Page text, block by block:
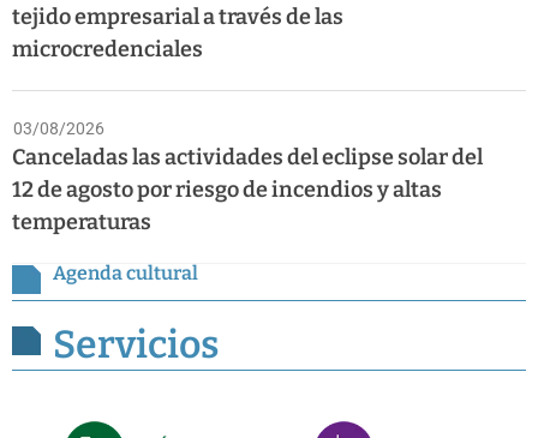
tejido empresarial a través de las
microcredenciales
03/08/2026
Canceladas las actividades del eclipse solar del
12 de agosto por riesgo de incendios y altas
temperaturas
Agenda cultural
Servicios